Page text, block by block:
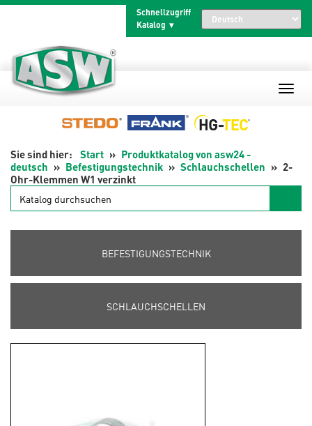
Schnellzugriff
Katalog
Start
Produktkatalog von asw24 -
deutsch
Befestigungstechnik Schlauchschellen
2-
Ohr-Klemmen W1 verzinkt
Katalog
durchsuchen
BEFESTIGUNGSTECHNIK
SCHLAUCHSCHELLEN